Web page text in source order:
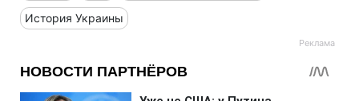
История Украины